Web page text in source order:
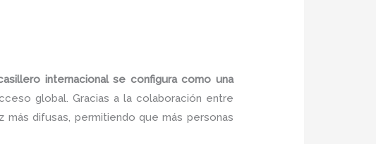
internacional se configura como una
global. Gracias a la colaboración entre
difusas, permitiendo que más personas